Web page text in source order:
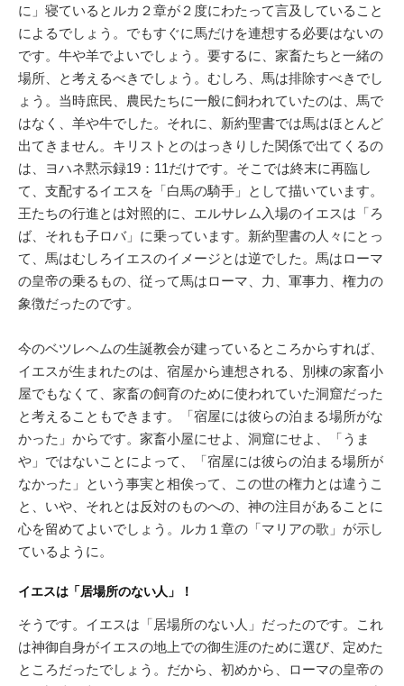
に」寝ているとルカ２章が２度にわたって言及していること
によるでしょう。でもすぐに馬だけを連想する必要はないの
です。牛や羊でよいでしょう。要するに、家畜たちと一緒の
場所、と考えるべきでしょう。むしろ、馬は排除すべきでし
ょう。当時庶民、農民たちに一般に飼われていたのは、馬で
はなく、羊や牛でした。それに、新約聖書では馬はほとんど
出てきません。キリストとのはっきりした関係で出てくるの
は、ヨハネ黙示録19：11だけです。そこでは終末に再臨し
て、支配するイエスを「白馬の騎手」として描いています。
王たちの行進とは対照的に、エルサレム入場のイエスは「ろ
ば、それも子ロバ」に乗っています。新約聖書の人々にとっ
て、馬はむしろイエスのイメージとは逆でした。馬はローマ
の皇帝の乗るもの、従って馬はローマ、力、軍事力、権力の
象徴だったのです。
今のベツレヘムの生誕教会が建っているところからすれば、
イエスが生まれたのは、宿屋から連想される、別棟の家畜小
屋でもなくて、家畜の飼育のために使われていた洞窟だった
と考えることもできます。「宿屋には彼らの泊まる場所がな
かった」からです。家畜小屋にせよ、洞窟にせよ、「うま
や」ではないことによって、「宿屋には彼らの泊まる場所が
なかった」という事実と相俟って、この世の権力とは違うこ
と、いや、それとは反対のものへの、神の注目があることに
心を留めてよいでしょう。ルカ１章の「マリアの歌」が示し
ているように。
イエスは「居場所のない人」！
そうです。イエスは「居場所のない人」だったのです。これ
は神御自身がイエスの地上での御生涯のために選び、定めた
ところだったでしょう。だから、初めから、ローマの皇帝の